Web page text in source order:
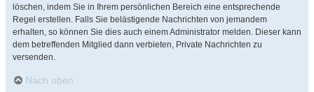
löschen, indem Sie in Ihrem persönlichen Bereich eine entsprechende
Regel erstellen. Falls Sie belästigende Nachrichten von jemandem
erhalten, so können Sie dies auch einem Administrator melden. Dieser kann
dem betreffenden Mitglied dann verbieten, Private Nachrichten zu
versenden.
Nach oben